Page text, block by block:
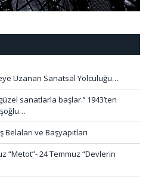
Uzanan Sanatsal Yolculuğu…
sanatlarla başlar.’’ 1943’ten
Belaları ve Başyapıtları
“Metot”- 24 Temmuz “Devlerin